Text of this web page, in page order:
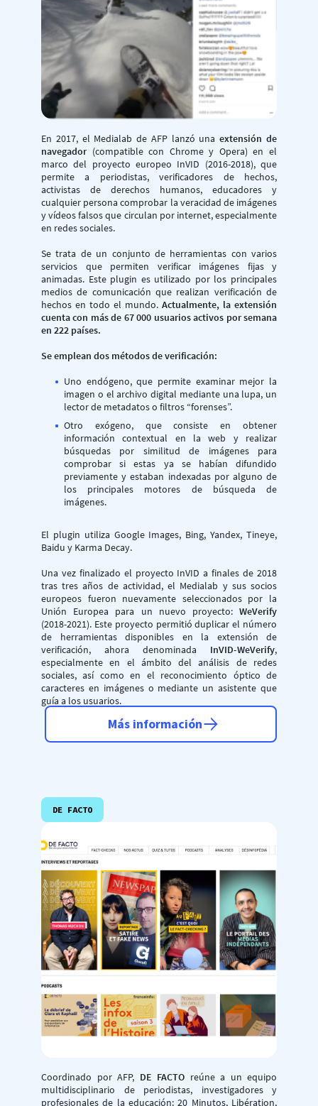
En 2017, el Medialab de AFP lanzó unaextensión de
navegador(compatible con Chrome y Opera) en el
marco del proyecto europeo InVID (2016-2018), que
permite a periodistas, verificadores de hechos,
activistas de derechos humanos, educadores y
cualquier persona comprobar la veracidad de imágenes
y vídeos falsos que circulan por internet, especialmente
en redes sociales.
Se trata de un conjunto de herramientas con varios
servicios que permiten verificar imágenes fijas y
animadas. Este plugin es utilizado por los principales
medios de comunicación que realizan verificación de
hechos en todo el mundo. Actualmente, la extensión
cuenta con más de 67 000 usuarios activos por semana
en 222 países.
Se emplean dos métodos de verificación:
Uno endógeno, que permite examinar mejor la
imagen o el archivo digital mediante una lupa, un
lector de metadatos o filtros “forenses”.
Otro exógeno, que consiste en obtener
información contextual en la web y realizar
búsquedas por similitud de imágenes para
comprobar si estas ya se habían difundido
previamente y estaban indexadas por alguno de
los principales motores de búsqueda de
imágenes.
El plugin utiliza Google Images, Bing, Yandex, Tineye,
Baidu y Karma Decay.
Una vez finalizado el proyecto InVID a finales de 2018
tras tres años de actividad, el Medialab y sus socios
europeos fueron nuevamente seleccionados por la
Unión Europea para un nuevo proyecto: WeVerify
(2018-2021). Este proyecto permitió duplicar el número
de herramientas disponibles en la extensión de
verificación, ahora denominada InVID-WeVerify,
especialmente en el ámbito del análisis de redes
sociales, así como en el reconocimiento óptico de
caracteres en imágenes o mediante un asistente que
guía a los usuarios.
Más información
DE FACTO
Coordinado por AFP, DE FACTO reúne a un equipo
multidisciplinario de periodistas, investigadores y
profesionales de la educación: 20 Minutos, Libération,